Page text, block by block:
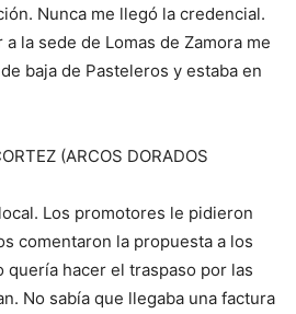
Nunca me llegó la credencial.
la sede de Lomas de Zamora me
baja de Pasteleros y estaba en
(ARCOS DORADOS
Los promotores le pidieron
comentaron la propuesta a los
quería hacer el traspaso por las
No sabía que llegaba una factura